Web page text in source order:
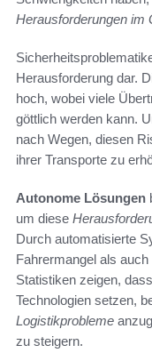
Herausforderungen im
Herausforderung dar.
hoch, wobei viele
göttlich werden kann.
nach Wegen, diesen
ihrer Transporte zu
Autonome Lösungen
um diese
Durch automatisierte
Fahrermangel als
Statistiken zeigen,
Technologien setzen,
Logistikprobleme
zu steigern.